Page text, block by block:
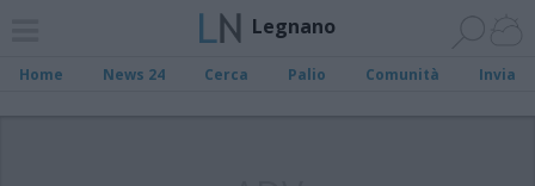
Legnano
Home News 24 Cerca Palio Comunità Invia